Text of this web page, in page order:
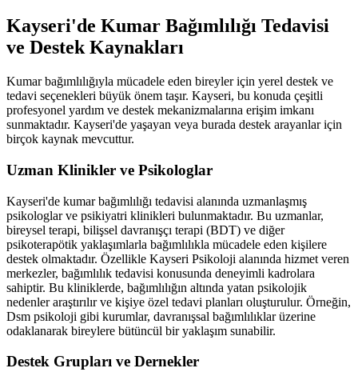
Kayseri'de Kumar Bağımlılığı Tedavisi
ve Destek Kaynakları
Kumar bağımlılığıyla mücadele eden bireyler için yerel destek ve
tedavi seçenekleri büyük önem taşır. Kayseri, bu konuda çeşitli
profesyonel yardım ve destek mekanizmalarına erişim imkanı
sunmaktadır. Kayseri'de yaşayan veya burada destek arayanlar için
birçok kaynak mevcuttur.
Uzman Klinikler ve Psikologlar
Kayseri'de kumar bağımlılığı tedavisi alanında uzmanlaşmış
psikologlar ve psikiyatri klinikleri bulunmaktadır. Bu uzmanlar,
bireysel terapi, bilişsel davranışçı terapi (BDT) ve diğer
psikoterapötik yaklaşımlarla bağımlılıkla mücadele eden kişilere
destek olmaktadır. Özellikle Kayseri Psikoloji alanında hizmet veren
merkezler, bağımlılık tedavisi konusunda deneyimli kadrolara
sahiptir. Bu kliniklerde, bağımlılığın altında yatan psikolojik
nedenler araştırılır ve kişiye özel tedavi planları oluşturulur. Örneğin,
Dsm psikoloji gibi kurumlar, davranışsal bağımlılıklar üzerine
odaklanarak bireylere bütüncül bir yaklaşım sunabilir.
Destek Grupları ve Dernekler